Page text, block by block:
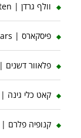
וולף גרדן | Wolf Garten
פיסקארס | Fiskars
פלאוור דשנים | FLOWER
קאט כלי גינה | CUT
קנופיה פלרם |